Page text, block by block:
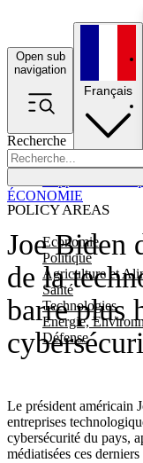
Open sub
navigation
Recherche
POLICY AREAS
Economie
Politique
Agriculture et
Santé
Technologies
Energie,
Défense
Français
Joe Biden
de la
barre plus
Le président américain
entreprises
cybersécurité du pays,
médiatisées ces derniers
ÉCONOMIE